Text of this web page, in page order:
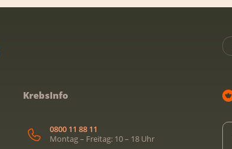
KrebsInfo
0800 11 88 11
Montag – Freitag: 10 – 18 Uhr